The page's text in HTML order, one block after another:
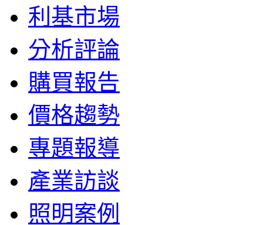
利基市場
分析評論
購買報告
價格趨勢
專題報導
產業訪談
照明案例